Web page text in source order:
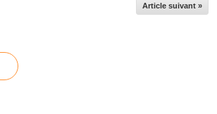
Article suivant »